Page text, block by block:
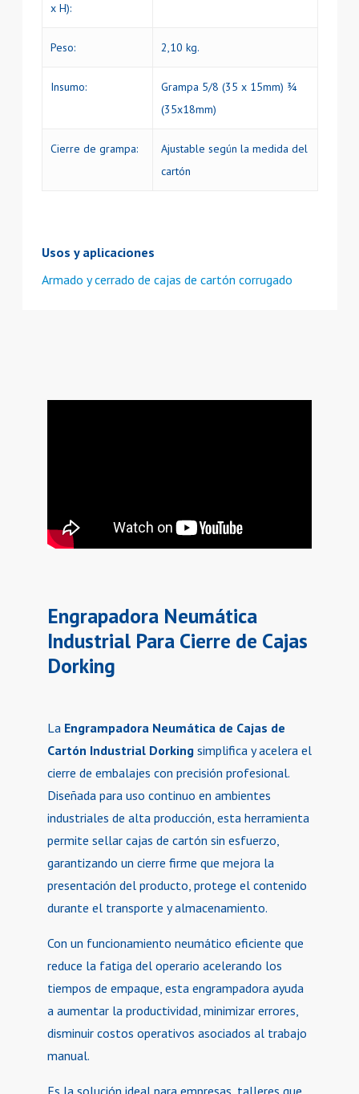
x H):
Peso: 2,10 kg.
Insumo:
Grampa 5/8 (35 x 15mm) ¾
(35x18mm)
Cierre de grampa:
Ajustable según la medida del
cartón
Usos y aplicaciones
Armado y cerrado de cajas de cartón corrugado
Engrapadora Neumática
Industrial Para Cierre de Cajas
Dorking
La Engrampadora Neumática de Cajas de
Cartón Industrial Dorkingsimplifica y acelera el
cierre de embalajes con precisión profesional.
Diseñada para uso continuo en ambientes
industriales de alta producción, esta herramienta
permite sellar cajas de cartón sin esfuerzo,
garantizando un cierre firme que mejora la
presentación del producto, protege el contenido
durante el transporte y almacenamiento.
Con un funcionamiento neumático eficiente que
reduce la fatiga del operario acelerando los
tiempos de empaque, esta engrampadora ayuda
a aumentar la productividad, minimizar errores,
disminuir costos operativos asociados al trabajo
manual.